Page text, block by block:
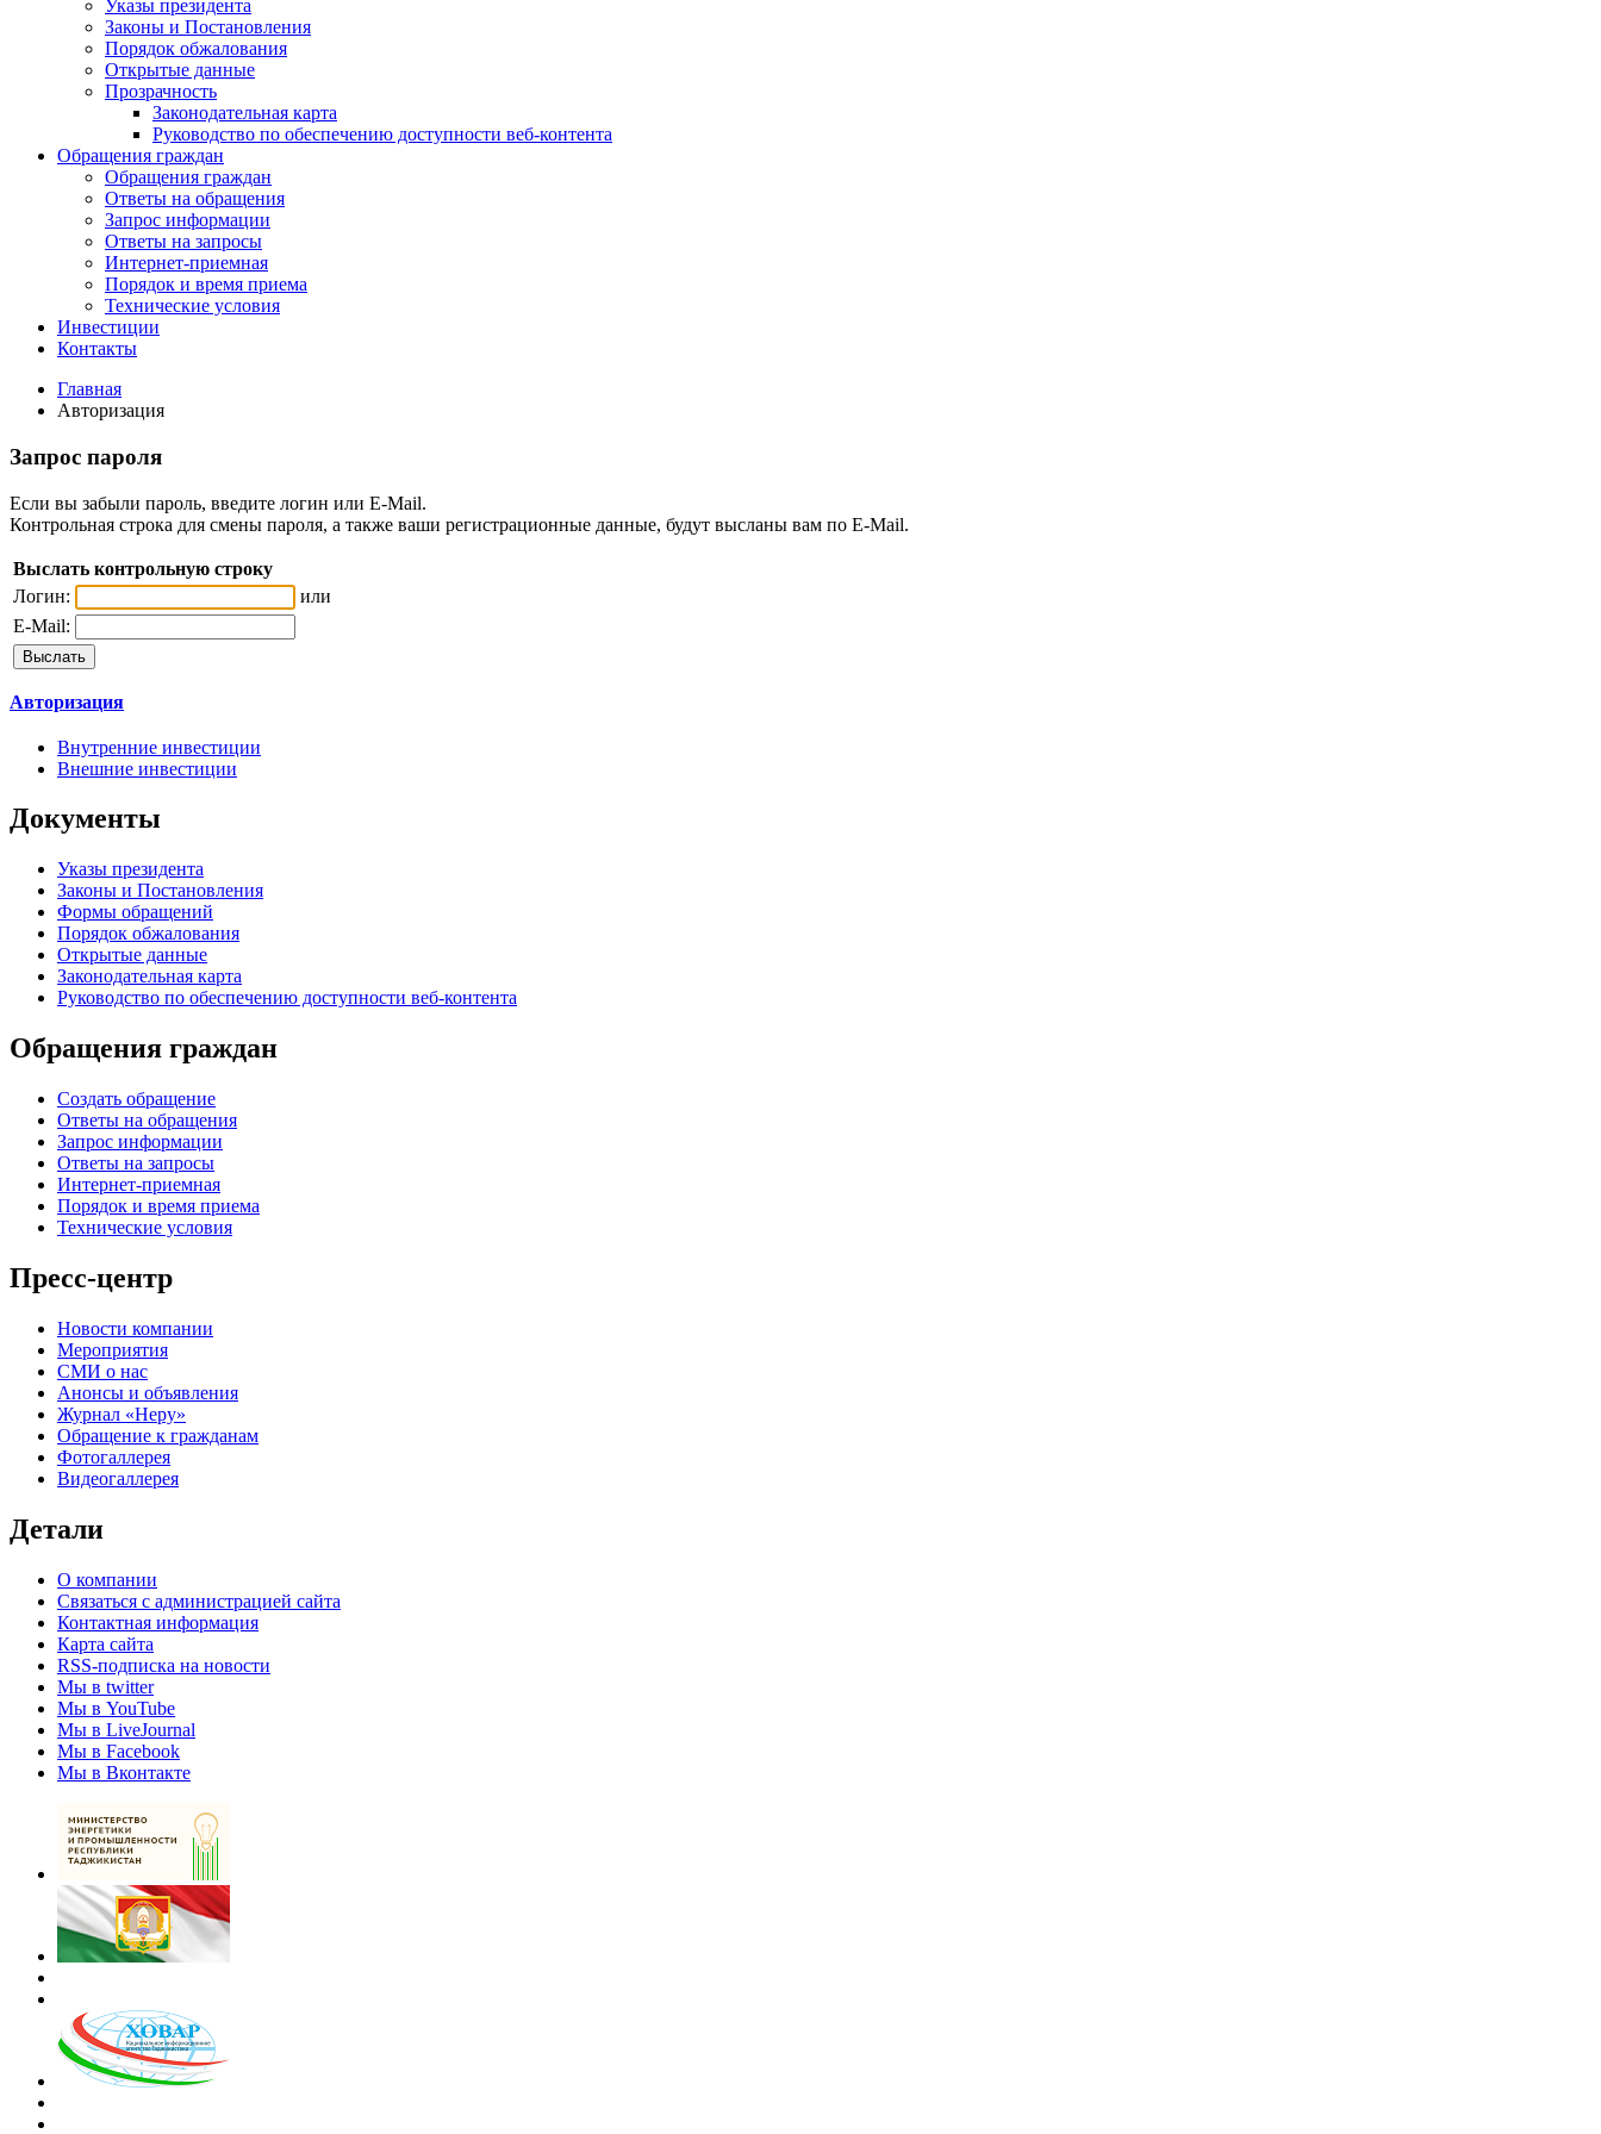
Указы президента
Законы и Постановления
Порядок обжалования
Открытые данные
Прозрачность
Законодательная карта
Руководство по обеспечению доступности веб-контента
Обращения граждан
Обращения граждан
Ответы на обращения
Запрос информации
Ответы на запросы
Интернет-приемная
Порядок и время приема
Технические условия
Инвестиции
Контакты
Главная
Авторизация
Запрос пароля
Если вы забыли пароль, введите логин или E-Mail.
Контрольная строка для смены пароля, а также ваши регистрационные данные, будут высланы вам по E-Mail.
Выслать контрольную строку
Логин:
или
E-Mail:
Авторизация
Внутренние инвестиции
Внешние инвестиции
Документы
Указы президента
Законы и Постановления
Формы обращений
Порядок обжалования
Открытые данные
Законодательная карта
Руководство по обеспечению доступности веб-контента
Обращения граждан
Создать обращение
Ответы на обращения
Запрос информации
Ответы на запросы
Интернет-приемная
Порядок и время приема
Технические условия
Пресс-центр
Новости компании
Мероприятия
СМИ о нас
Анонсы и объявления
Журнал «Неру»
Обращение к гражданам
Фотогаллерея
Видеогаллерея
Детали
О компании
Связаться с администрацией сайта
Контактная информация
Карта сайта
RSS-подписка на новости
Мы в twitter
Мы в YouTube
Мы в LiveJournal
Мы в Facebook
Мы в Вконтакте